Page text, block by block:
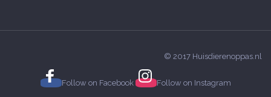
© 2017 Huisdierenoppas.nl
Follow on Facebook Follow on Instagram